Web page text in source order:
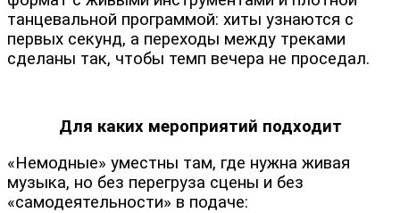
танцевальной программой: хиты узнаются с
первых секунд, а переходы между треками
сделаны так, чтобы темп вечера не проседал.
Для каких мероприятий подходит
«Немодные» уместны там, где нужна живая
музыка, но без перегруза сцены и без
«самодеятельности» в подаче: